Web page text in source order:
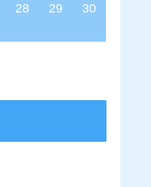
28 29
30